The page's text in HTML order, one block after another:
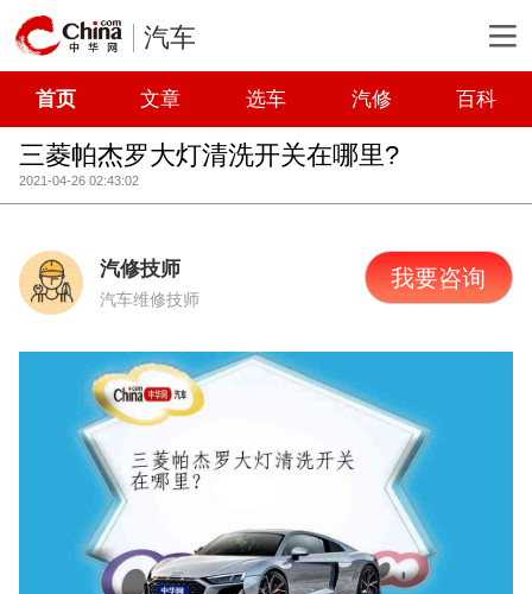
汽车
首页 文章 选车 汽修 百科
三菱帕杰罗大灯清洗开关在哪里?
2021-04-26 02:43:02
汽修技师
汽车维修技师
我要咨询